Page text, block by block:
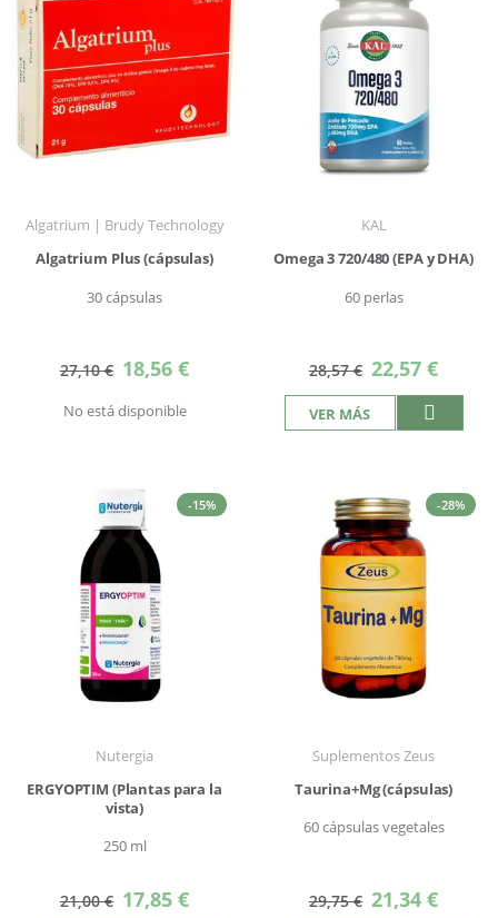
Algatrium | Brudy Technology
Algatrium Plus (cápsulas)
30 cápsulas
27,10 € Precio
especial
18,56 €
No está disponible
KAL
Omega 3 720/480 (EPA y DHA)
60 perlas
28,57 € Precio
especial
22,57 €
VER MÁS
-15%
Nutergia
ERGYOPTIM (Plantas para la
vista)
250 ml
21,00 € Precio
especial
17,85 €
-28%
Suplementos Zeus
Taurina+Mg (cápsulas)
60 cápsulas vegetales
29,75 € Precio
especial
21,34 €